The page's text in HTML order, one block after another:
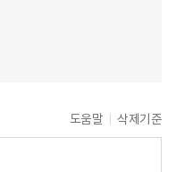
도움말 삭제기준